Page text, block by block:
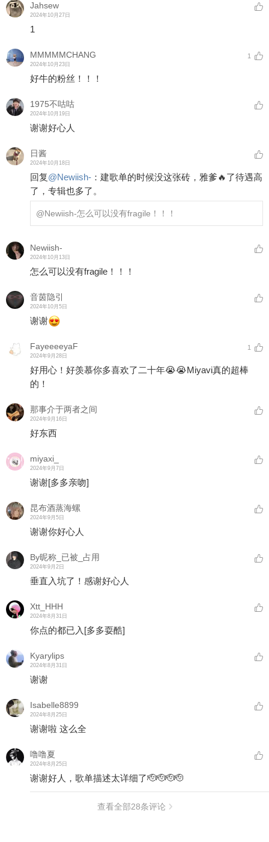
Jahsew
2024年10月27日
1
MMMMMCHANG
2024年10月23日
1
好牛的粉丝！！！
1975不咕咕
2024年10月19日
谢谢好心人
日酱
2024年10月18日
回复@Newiish- ： 建歌单的时候没这张砖，雅爹🔥了待遇高
了，专辑也多了。
@Newiish-怎么可以没有fragile！！！
Newiish-
2024年10月13日
怎么可以没有fragile！！！
音茵隐引
2024年10月5日
谢谢
FayeeeeyaF
2024年9月28日
1
好用心！好羡慕你多喜欢了二十年😭😭Miyavi真的超棒
的！
那事介于两者之间
2024年9月16日
好东西
miyaxi_
2024年9月7日
谢谢[多多亲吻]
昆布酒蒸海螺
2024年9月5日
谢谢你好心人
By昵称_已被_占用
2024年9月2日
垂直入坑了！感谢好心人
Xtt_HHH
2024年8月31日
你点的都已入 [多多耍酷]
Kyarylips
2024年8月31日
谢谢
Isabelle8899
2024年8月25日
谢谢啦 这么全
噜噜夏
2024年8月25日
谢谢好人，歌单描述太详细了🫡🫡🫡🫡
查看全部28条评论